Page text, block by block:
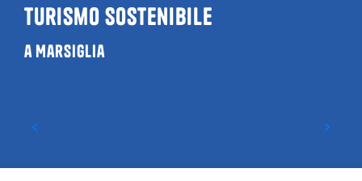
turismo sostenibile
a Marsiglia